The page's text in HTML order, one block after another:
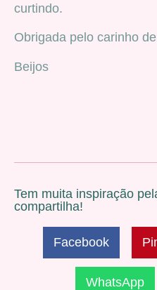
curtindo.
Obrigada pelo carinho
Beijos
Tem muita inspiração
compartilha!
Facebook
WhatsApp